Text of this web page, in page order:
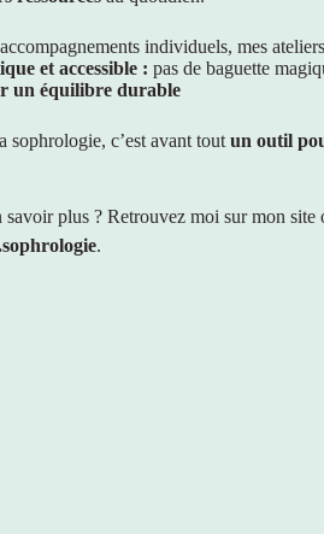
individuels, mes
et accessible : pas de baguette
un équilibre durable
sophrologie, c’est avant toutun outil
plus ? Retrouvez moi sur mon site
.